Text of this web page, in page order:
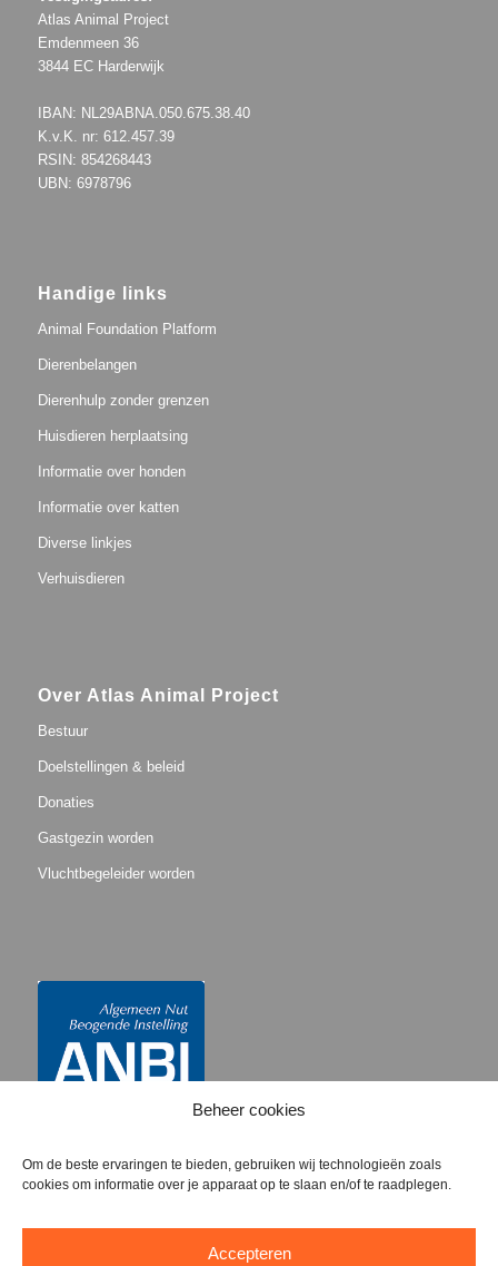
Beheer cookies
Om de beste ervaringen te bieden, gebruiken wij technologieën zoals
cookies om informatie over je apparaat op te slaan en/of te raadplegen.
Accepteren
Atlas Animal Project
Emdenmeen 36
3844 EC Harderwijk
IBAN: NL29ABNA.050.675.38.40
K.v.K. nr: 612.457.39
RSIN: 854268443
UBN: 6978796
Handige links
Animal Foundation Platform
Dierenbelangen
Dierenhulp zonder grenzen
Huisdieren herplaatsing
Informatie over honden
Informatie over katten
Diverse linkjes
Verhuisdieren
Over Atlas Animal Project
Bestuur
Doelstellingen & beleid
Donaties
Gastgezin worden
Vluchtbegeleider worden